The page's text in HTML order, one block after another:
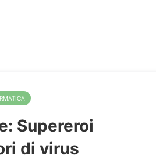
Supereroi
di virus